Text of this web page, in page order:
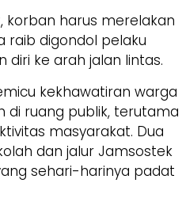
korban harus merelakan
raib digondol pelaku
diri ke arah jalan lintas.
kekhawatiran warga
di ruang publik, terutama
masyarakat. Dua
dan jalur Jamsostek
sehari-harinya padat